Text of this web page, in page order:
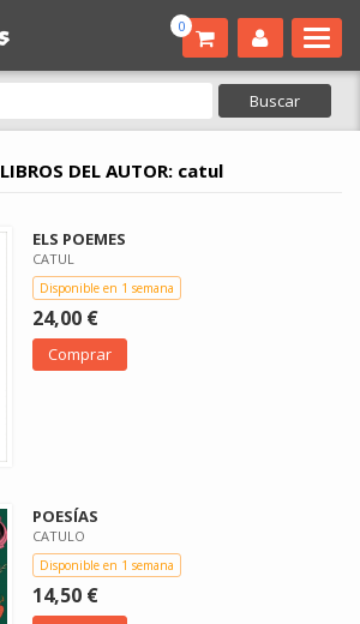
0
LIBROS DEL AUTOR: catul
ELS POEMES
CATUL
Disponible en 1 semana
24,00 €
Comprar
POESÍAS
CATULO
Disponible en 1 semana
14,50 €